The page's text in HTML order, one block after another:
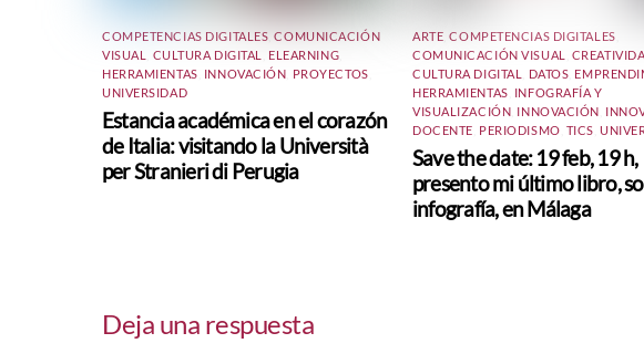
COMPETENCIAS DIGITALES ,COMUNICACIÓN
VISUAL
CULTURA DIGITAL ELEARNING
HERRAMIENTAS INNOVACIÓN PROYECTOS
UNIVERSIDAD
Estancia académica en el corazón
de Italia: visitando la Università
per Stranieri di Perugia
ARTE ,COMPETENCIAS DIGITALES
COMUNICACIÓN VISUAL
CULTURA DIGITAL
DATOS
HERRAMIENTAS INFOGRAFÍA Y
VISUALIZACIÓN INNOVACIÓN
DOCENTE PERIODISMO TICS ,
Save the date: 19 feb, 19 h,
presento mi último libro,
infografía, en Málaga
Deja una respuesta